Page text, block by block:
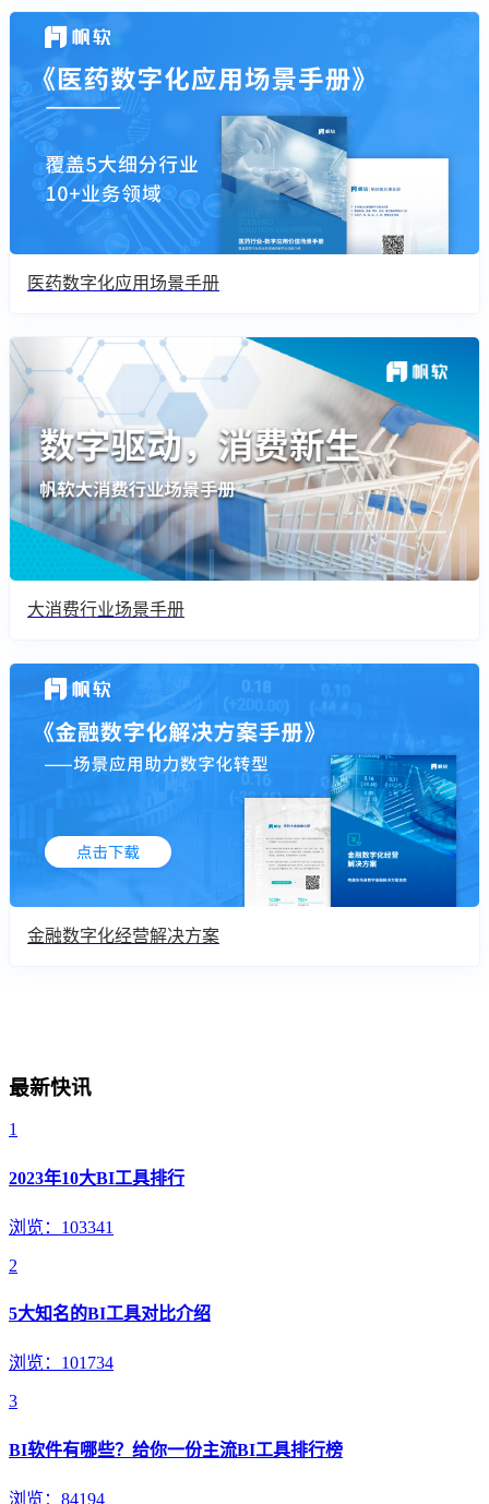
医药数字化应用场景手册
大消费行业场景手册
金融数字化经营解决方案
最新快讯
1
2023年10大BI工具排行
浏览：103341
2
5大知名的BI工具对比介绍
浏览：101734
3
BI软件有哪些？给你一份主流BI工具排行榜
浏览：84194